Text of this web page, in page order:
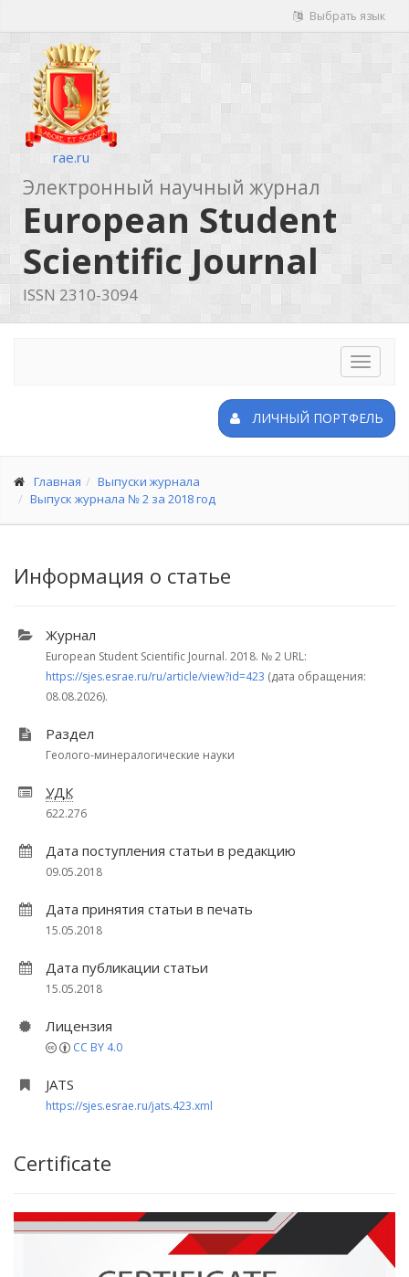
Выбрать язык
rae.ru
Электронный научный журнал
European Student
Scientific Journal
ISSN 2310-3094
Toggle
ЛИЧНЫЙ ПОРТФЕЛЬ
Главная
Выпуски журнала
Выпуск журнала № 2 за 2018 год
Информация о статье
Журнал
European Student Scientific Journal. 2018. № 2 URL:
https://sjes.esrae.ru/ru/article/view?id=423 (дата обращения:
08.08.2026).
Раздел
Геолого-минералогические науки
УДК
622.276
Дата поступления статьи в редакцию
09.05.2018
Дата принятия статьи в печать
15.05.2018
Дата публикации статьи
15.05.2018
Лицензия
CC BY 4.0
JATS
https://sjes.esrae.ru/jats.423.xml
Certificate